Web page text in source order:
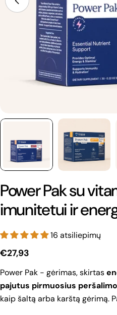
mediją 0 modaliniu
Power Pak su
imunitetui ir
16 atsiliepimų
Reguliari
€27,93
Power Pak - gėrimas, skirtas
pajutus pirmuosius
kaip šaltą arba karštą gėrimą.